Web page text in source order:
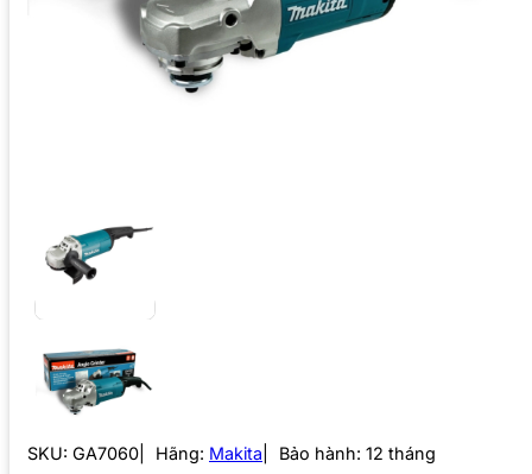
SKU: GA7060 Hãng: Makita Bảo hành: 12 tháng